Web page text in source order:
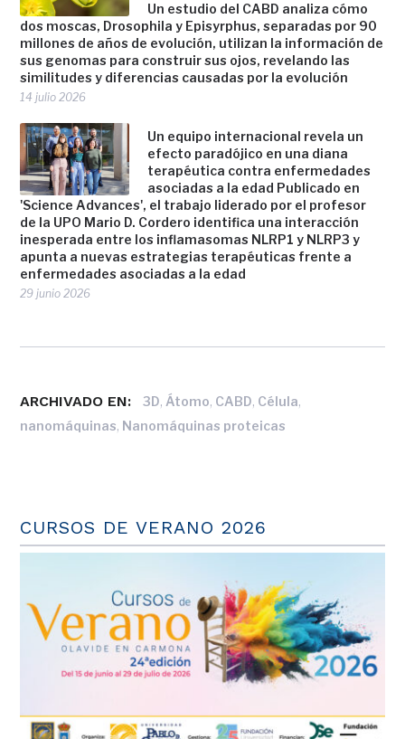
Un estudio del CABD analiza cómo
dos moscas, Drosophila y Episyrphus, separadas por 90
millones de años de evolución, utilizan la información de
sus genomas para construir sus ojos, revelando las
similitudes y diferencias causadas por la evolución
14 julio 2026
Un equipo internacional revela un
efecto paradójico en una diana
terapéutica contra enfermedades
asociadas a la edad Publicado en
'Science Advances', el trabajo liderado por el profesor
de la UPO Mario D. Cordero identifica una interacción
inesperada entre los inflamasomas NLRP1 y NLRP3 y
apunta a nuevas estrategias terapéuticas frente a
enfermedades asociadas a la edad
29 junio 2026
ARCHIVADO EN: 3D,Átomo, CABD, Célula,
nanomáquinas, Nanomáquinas proteicas
CURSOS DE VERANO 2026